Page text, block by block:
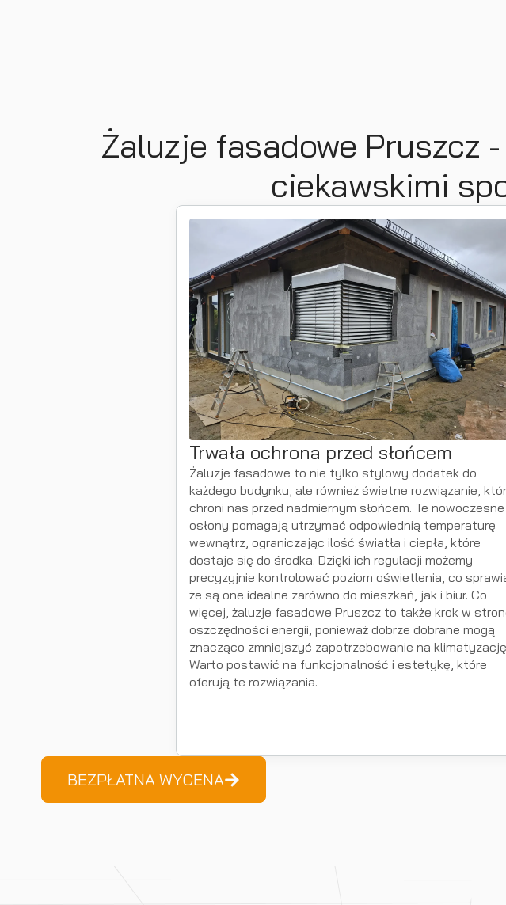
Żaluzje fasadowe Pruszcz
ciekawskimi
Trwała ochrona przed słońcem
Żaluzje fasadowe to nie tylko stylowy dodatek do
każdego budynku, ale również świetne rozwiązanie,
chroni nas przed nadmiernym słońcem. Te nowoczesne
osłony pomagają utrzymać odpowiednią temperaturę
wewnątrz, ograniczając ilość światła i ciepła, które
dostaje się do środka. Dzięki ich regulacji możemy
precyzyjnie kontrolować poziom oświetlenia, co
że są one idealne zarówno do mieszkań, jak i biur. Co
więcej, żaluzje fasadowe Pruszcz to także krok w
oszczędności energii, ponieważ dobrze dobrane mogą
znacząco zmniejszyć zapotrzebowanie na
Warto postawić na funkcjonalność i estetykę, które
oferują te rozwiązania.
BEZPŁATNA WYCENA